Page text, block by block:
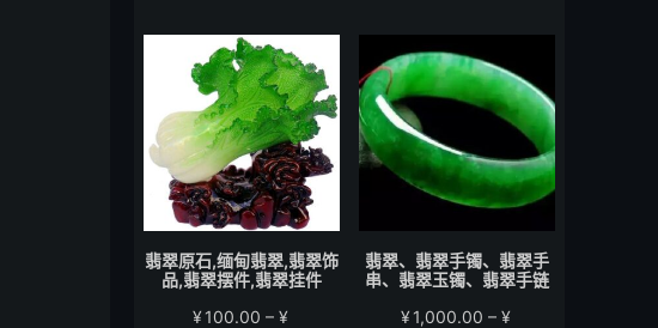
范
¥200.00
至
¥15,000.00
范
至
¥58,000.00
翡翠原石,缅甸翡翠,翡翠饰
品,翡翠摆件,翡翠挂件
¥100.00 – ¥
翡翠、翡翠手镯、翡翠手
串、翡翠玉镯、翡翠手链
¥1,000.00 – ¥